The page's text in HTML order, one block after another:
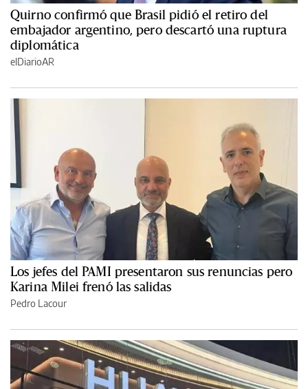
Quirno confirmó que Brasil pidió el retiro del
embajador argentino, pero descartó una ruptura
diplomática
elDiarioAR
Los jefes del PAMI presentaron sus renuncias pero
Karina Milei frenó las salidas
Pedro Lacour